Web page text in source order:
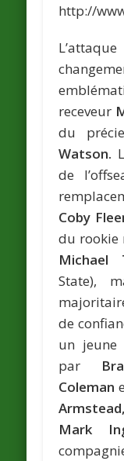
receveur
du
Watson.
de
Coby
du rookie
Michael
State),
de
un jeune
par
Coleman
Mark